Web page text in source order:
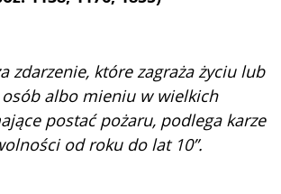
zdarzenie, które zagraża życiu lub
albo mieniu w wielkich
postać pożaru, podlega karze
od roku do lat 10”.